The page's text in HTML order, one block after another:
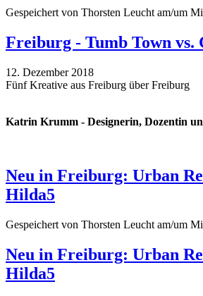
Gespeichert von Thorsten Leucht am/um
Freiburg - Tumb Town vs.
12. Dezember 2018
Fünf Kreative aus Freiburg über Freiburg
Katrin Krumm - Designerin, Dozentin
Neu in Freiburg: Urban
Hilda5
Gespeichert von Thorsten Leucht am/um
Neu in Freiburg: Urban
Hilda5